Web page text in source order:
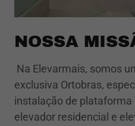
NOSSA
Na Elevarmais, somos
exclusiva Ortobras,
instalação de plataforma
elevador residencial e